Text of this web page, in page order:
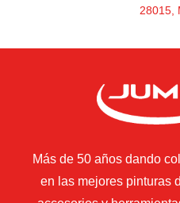
28015,
Más de 50 años dando
en las mejores pinturas